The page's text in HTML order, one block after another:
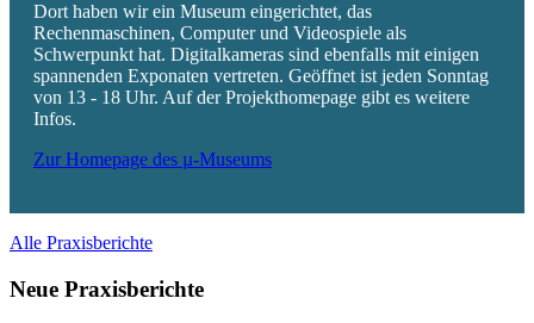
Dort haben wir ein Museum eingerichtet, das
Rechenmaschinen, Computer und Videospiele als
Schwerpunkt hat. Digitalkameras sind ebenfalls mit einigen
spannenden Exponaten vertreten. Geöffnet ist jeden Sonntag
von 13 - 18 Uhr. Auf der Projekthomepage gibt es weitere
Infos.
Zur Homepage des µ-Museums
Alle Praxisberichte
Neue Praxisberichte